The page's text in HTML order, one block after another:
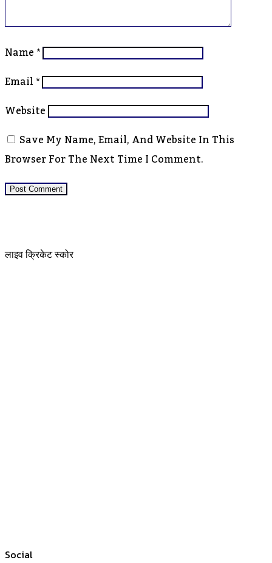
Name*
Email*
Website
Save My Name, Email, And Website In This
Browser For The Next Time I Comment.
लाइव क्रिकेट स्कोर
Social